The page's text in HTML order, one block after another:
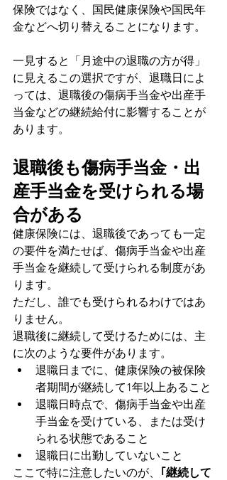
保険ではなく、国民健康保険や国民年
金などへ切り替えることになります。
一見すると「月途中の退職の方が得」
に見えるこの選択ですが、退職日によ
っては、退職後の傷病手当金や出産手
当金などの継続給付に影響することが
あります。
退職後も傷病手当金・出
産手当金を受けられる場
合がある
健康保険には、退職後であっても一定
の要件を満たせば、傷病手当金や出産
手当金を継続して受けられる制度があ
ります。
ただし、誰でも受けられるわけではあ
りません。
退職後に継続して受けるためには、主
に次のような要件があります。
退職日までに、健康保険の被保険
者期間が継続して1年以上あること
退職日時点で、傷病手当金や出産
手当金を受けている、または受け
られる状態であること
退職日に出勤していないこと
ここで特に注意したいのが、
｢継続して